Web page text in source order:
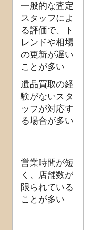
一般的な査定
スタッフによ
る評価で、ト
レンドや相場
の更新が遅い
ことが多い
遺品買取の経
験がないスタ
ッフが対応す
る場合が多い
営業時間が短
く、店舗数が
限られている
ことが多い